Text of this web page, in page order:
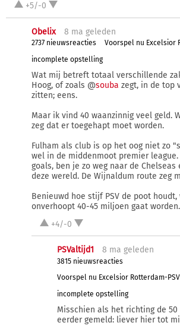
+5/-0
Obelix 8 ma geleden
2737 nieuwsreacties
Voorspel nu Excelsior
incomplete opstelling
Wat mij betreft totaal verschillende
Hoog, of zoals @souba zegt, in de top
zitten; eens.
Maar ik vind 40 waanzinnig veel geld.
zeg dat er toegehapt moet worden.
Fulham als club is op het oog niet zo
wel in de middenmoot premier
goals, ben je zo weg naar de Chelseas
deze wereld. De Wijnaldum route zeg
Benieuwd hoe stijf PSV de poot
onverhoopt 40-45 miljoen gaat worden.
+4/-0
PSValtijd1 8 ma geleden
3815 nieuwsreacties
Voorspel nu Excelsior Rotterdam-PSV
incomplete opstelling
Misschien als het richting de
eerder gemeld: liever hier tot